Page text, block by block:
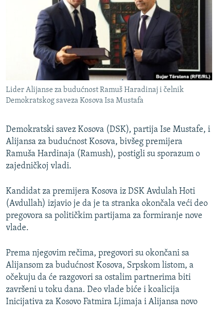
ISPRIČAJ MI
DNEVNO@RSE
SPECIJALI RSE
VIŠE OD NASLOVA
GENOCID U SREBRENICI
POPLAVE I KLIZIŠTA U BIH 2024.
POST SCRIPTUM
MOJA EVROPA
TRI DECENIJE OD RATA U BIH
NASTANAK I RASPAD JUGOSLAVIJE
PRATITE NAS
Lider Alijanse za budućnost Ramuš Haradinaj i čelnik
Demokratskog saveza Kosova Isa Mustafa
Demokratski savez Kosova (DSK), partija Ise Mustafe, i
Alijansa za budućnost Kosova, bivšeg premijera
Ramuša Hardinaja (Ramush), postigli su sporazum o
zajedničkoj vladi.
Kandidat za premijera Kosova iz DSK Avdulah Hoti
(Avdullah) izjavio je da je ta stranka okončala veći deo
pregovora sa političkim partijama za formiranje nove
vlade.
Prema njegovim rečima, pregovori su okončani sa
Alijansom za budućnost Kosova, Srpskom listom, a
očekuju da će razgovori sa ostalim partnerima biti
završeni u toku dana. Deo vlade biće i koalicija
Inicijativa za Kosovo Fatmira Ljimaja i Alijansa novo